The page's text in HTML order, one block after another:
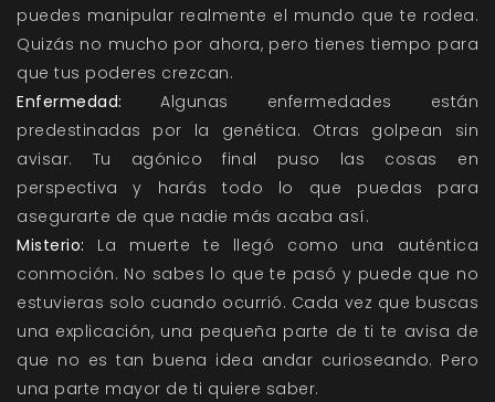
puedes manipular realmente el mundo que te rodea.
Quizás no mucho por ahora, pero tienes tiempo para
que tus poderes crezcan.
Enfermedad: Algunas enfermedades están
predestinadas por la genética. Otras golpean sin
avisar. Tu agónico final puso las cosas en
perspectiva y harás todo lo que puedas para
asegurarte de que nadie más acaba así.
Misterio: La muerte te llegó como una auténtica
conmoción. No sabes lo que te pasó y puede que no
estuvieras solo cuando ocurrió. Cada vez que buscas
una explicación, una pequeña parte de ti te avisa de
que no es tan buena idea andar curioseando. Pero
una parte mayor de ti quiere saber.